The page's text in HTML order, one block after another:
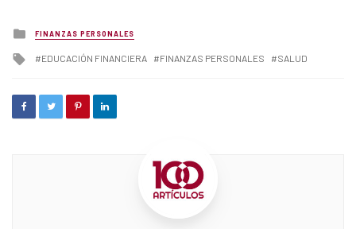
Posted
in
FINANZAS PERSONALES
Tagged
EDUCACIÓN FINANCIERA FINANZAS PERSONALES SALUD